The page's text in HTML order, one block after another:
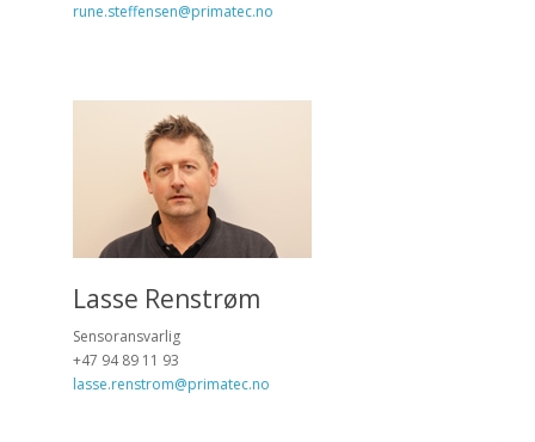
rune.steffensen@primatec.no
Lasse Renstrøm
Sensoransvarlig
+47 94 89 11 93
lasse.renstrom@primatec.no